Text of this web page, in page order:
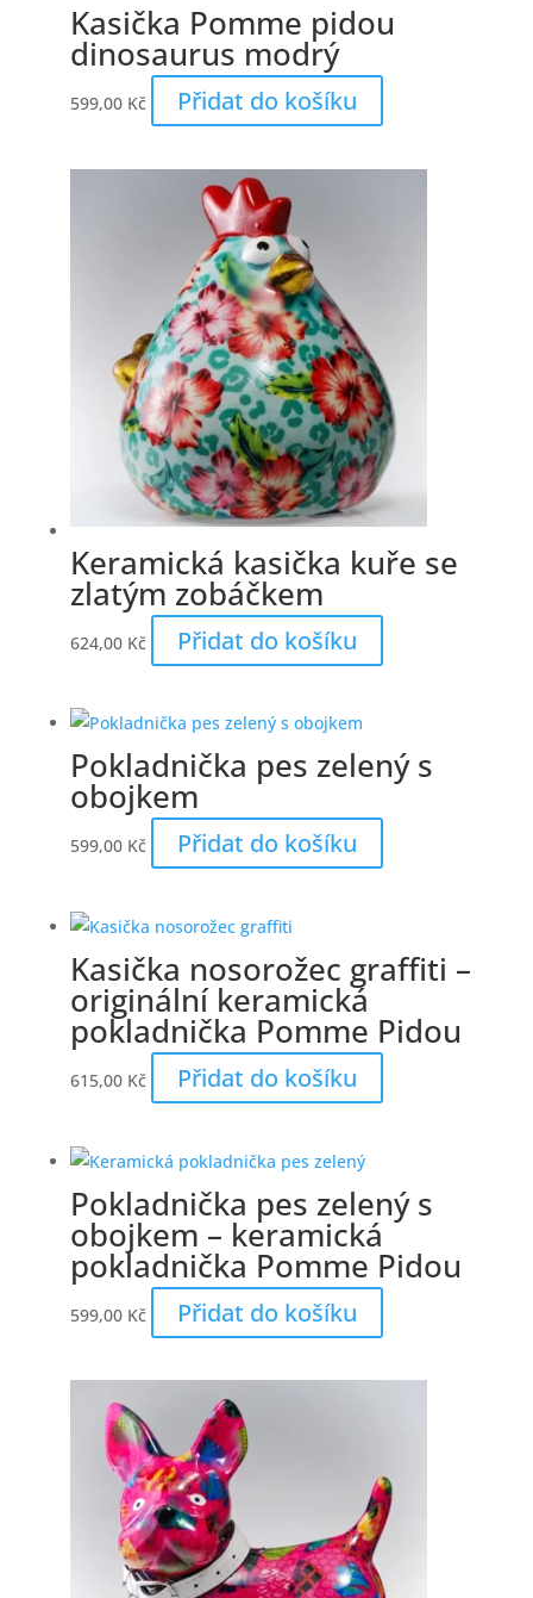
Kasička Pomme pidou
dinosaurus modrý
599,00 Kč Přidat do košíku
Keramická kasička kuře se
zlatým zobáčkem
624,00 Kč Přidat do košíku
Pokladnička pes zelený s
obojkem
599,00 Kč Přidat do košíku
Kasička nosorožec graffiti –
originální keramická
pokladnička Pomme Pidou
615,00 Kč Přidat do košíku
Pokladnička pes zelený s
obojkem – keramická
pokladnička Pomme Pidou
599,00 Kč Přidat do košíku